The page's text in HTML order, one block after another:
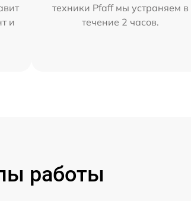
и
техники Pfaff мы устраняем в
течение 2 часов.
работы